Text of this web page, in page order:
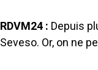
RDVM24 : Depuis
Seveso. Or, on ne